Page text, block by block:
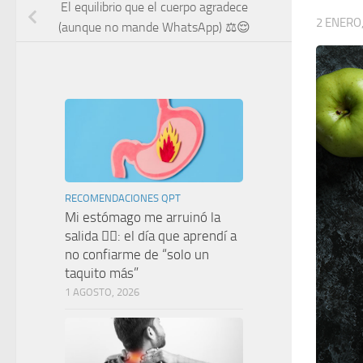
2
El equilibrio que el cuerpo agradece
(aunque no mande WhatsApp) ⚖️😌
RECOMENDACIONES QPT
Mi estómago me arruinó la
salida 🤦‍♀️: el día que aprendí a
no confiarme de “solo un
taquito más”
1 AGOSTO, 2026